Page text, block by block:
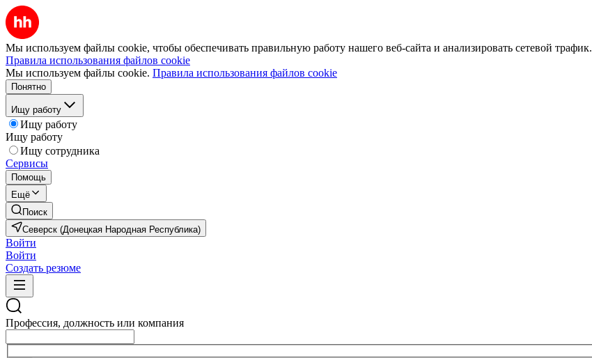
Мы используем файлы cookie, чтобы обеспечивать правильную работу нашего веб-сайта и анализировать сетевой трафик.
Правила использования файлов cookie
Мы используем файлы cookie. Правила использования файлов cookie
Понятно
Ищу работу
Ищу работу
Ищу работу
Ищу сотрудника
Сервисы
Помощь
Ещё
Поиск
Северск (Донецкая Народная Республика)
Войти
Войти
Создать резюме
Профессия, должность или компания